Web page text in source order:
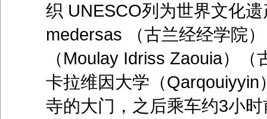
织 UNESCO列为世界文化
medersas （古兰经经学院
（Moulay Idriss Zaouia）
卡拉维因大学（
寺的大门，之后乘车约3小